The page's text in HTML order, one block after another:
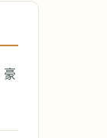
豪